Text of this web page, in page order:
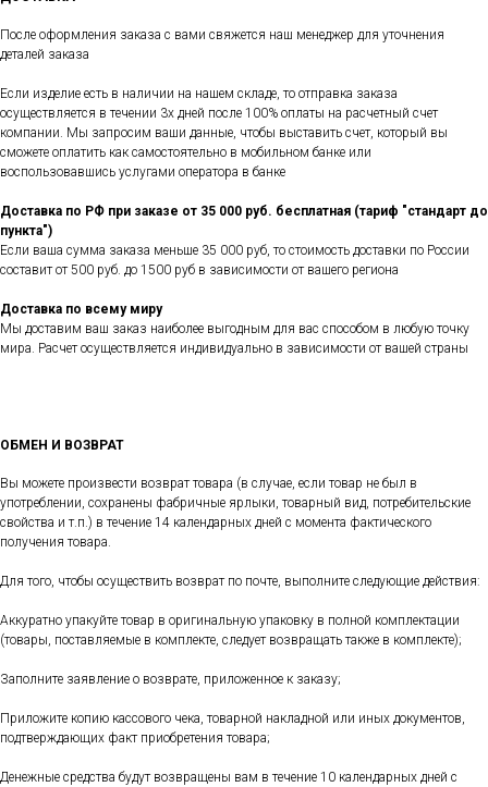
После оформления заказа с вами свяжется наш менеджер для уточнения
деталей заказа
Если изделие есть в наличии на нашем складе, то отправка заказа
осуществляется в течении 3х дней после 100% оплаты на расчетный счет
компании. Мы запросим ваши данные, чтобы выставить счет, который вы
сможете оплатить как самостоятельно в мобильном банке или
воспользовавшись услугами оператора в банке
Доставка по РФ при заказе от 35 000 руб. бесплатная (тариф "стандарт до
пункта")
Если ваша сумма заказа меньше 35 000 руб, то стоимость доставки по России
составит от 500 руб. до 1500 руб в зависимости от вашего региона
Доставка по всему миру
Мы доставим ваш заказ наиболее выгодным для вас способом в любую точку
мира. Расчет осуществляется индивидуально в зависимости от вашей страны
ОБМЕН И ВОЗВРАТ
Вы можете произвести возврат товара (в случае, если товар не был в
употреблении, сохранены фабричные ярлыки, товарный вид, потребительские
свойства и т.п.) в течение 14 календарных дней с момента фактического
получения товара.
Для того, чтобы осуществить возврат по почте, выполните следующие действия:
Аккуратно упакуйте товар в оригинальную упаковку в полной комплектации
(товары, поставляемые в комплекте, следует возвращать также в комплекте);
Заполните заявление о возврате, приложенное к заказу;
Приложите копию кассового чека, товарной накладной или иных документов,
подтверждающих факт приобретения товара;
Денежные средства будут возвращены вам в течение 10 календарных дней с